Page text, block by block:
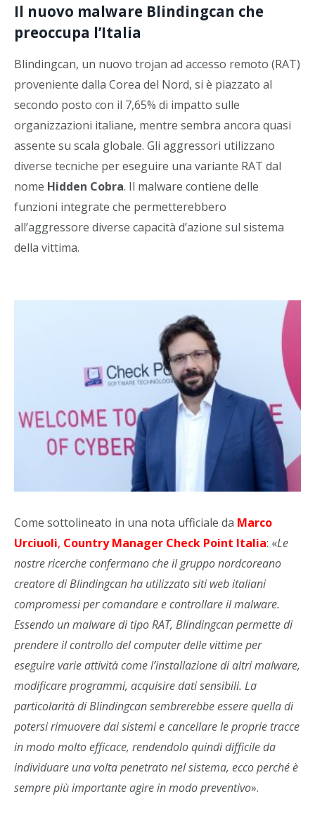
Il nuovo malware Blindingcan che
preoccupa l’Italia
Blindingcan, un nuovo trojan ad accesso remoto (RAT)
proveniente dalla Corea del Nord, si è piazzato al
secondo posto con il 7,65% di impatto sulle
organizzazioni italiane, mentre sembra ancora quasi
assente su scala globale. Gli aggressori utilizzano
diverse tecniche per eseguire una variante RAT dal
nome Hidden Cobra. Il malware contiene delle
funzioni integrate che permetterebbero
all’aggressore diverse capacità d’azione sul sistema
della vittima.
Come sottolineato in una nota ufficiale da Marco
Urciuoli, Country Manager Check Point Italia: «Le
nostre ricerche confermano che il gruppo nordcoreano
creatore di Blindingcan ha utilizzato siti web italiani
compromessi per comandare e controllare il malware.
Essendo un malware di tipo RAT, Blindingcan permette di
prendere il controllo del computer delle vittime per
eseguire varie attività come l’installazione di altri malware,
modificare programmi, acquisire dati sensibili. La
particolarità di Blindingcan sembrerebbe essere quella di
potersi rimuovere dai sistemi e cancellare le proprie tracce
in modo molto efficace, rendendolo quindi difficile da
individuare una volta penetrato nel sistema, ecco perché è
sempre più importante agire in modo preventivo».